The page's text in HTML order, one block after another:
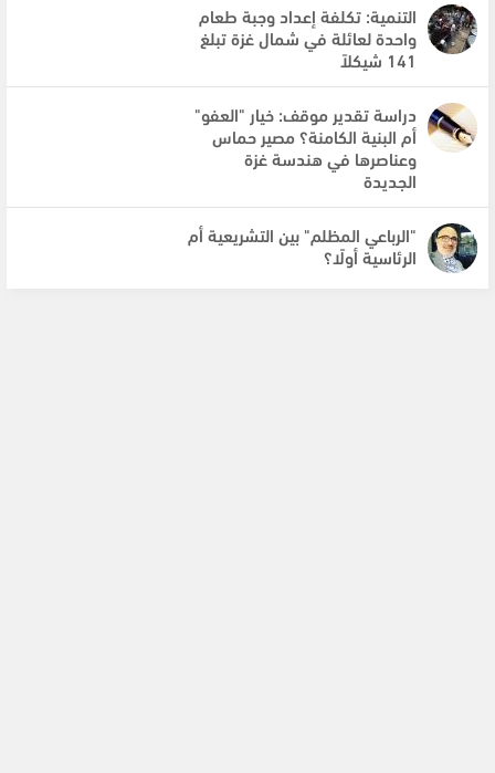
التنمية: تكلفة إعداد وجبة طعام
واحدة لعائلة في شمال غزة تبلغ
141 شيكلاً
دراسة تقدير موقف: خيار "العفو"
أم البنية الكامنة؟ مصير حماس
وعناصرها في هندسة غزة
الجديدة
"الرباعي المظلم" بين التشريعية أم
الرئاسية أولًا؟